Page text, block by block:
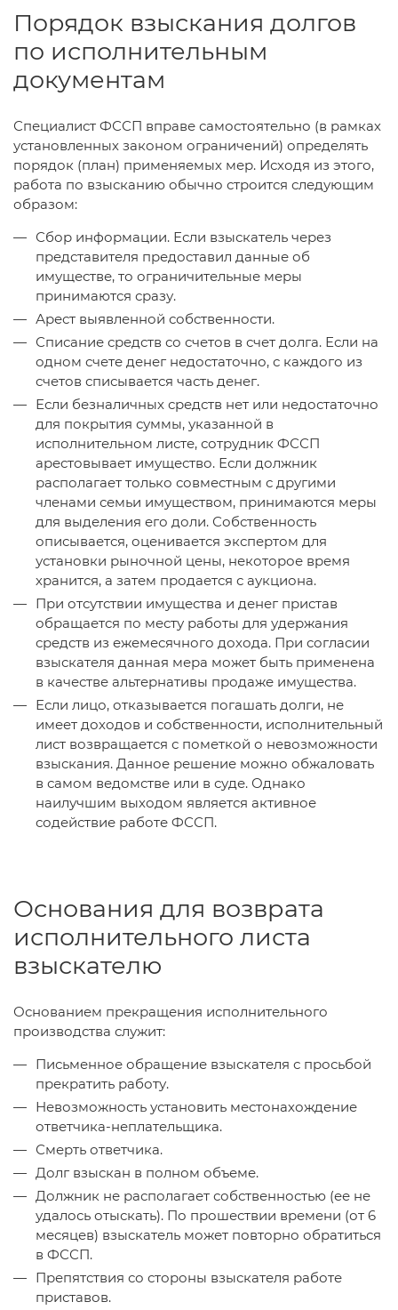
Порядок взыскания долгов
по исполнительным
документам
Специалист ФССП вправе самостоятельно (в рамках
установленных законом ограничений) определять
порядок (план) применяемых мер. Исходя из этого,
работа по взысканию обычно строится следующим
образом:
Сбор информации. Если взыскатель через
представителя предоставил данные об
имуществе, то ограничительные меры
принимаются сразу.
Арест выявленной собственности.
Списание средств со счетов в счет долга. Если на
одном счете денег недостаточно, с каждого из
счетов списывается часть денег.
Если безналичных средств нет или недостаточно
для покрытия суммы, указанной в
исполнительном листе, сотрудник ФССП
арестовывает имущество. Если должник
располагает только совместным с другими
членами семьи имуществом, принимаются меры
для выделения его доли. Собственность
описывается, оценивается экспертом для
установки рыночной цены, некоторое время
хранится, а затем продается с аукциона.
При отсутствии имущества и денег пристав
обращается по месту работы для удержания
средств из ежемесячного дохода. При согласии
взыскателя данная мера может быть применена
в качестве альтернативы продаже имущества.
Если лицо, отказывается погашать долги, не
имеет доходов и собственности, исполнительный
лист возвращается с пометкой о невозможности
взыскания. Данное решение можно обжаловать
в самом ведомстве или в суде. Однако
наилучшим выходом является активное
содействие работе ФССП.
Основания для возврата
исполнительного листа
взыскателю
Основанием прекращения исполнительного
производства служит:
Письменное обращение взыскателя с просьбой
прекратить работу.
Невозможность установить местонахождение
ответчика-неплательщика.
Смерть ответчика.
Долг взыскан в полном объеме.
Должник не располагает собственностью (ее не
удалось отыскать). По прошествии времени (от 6
месяцев) взыскатель может повторно обратиться
в ФССП.
Препятствия со стороны взыскателя работе
приставов.